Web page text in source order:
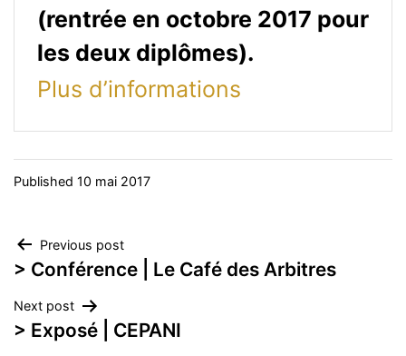
(rentrée en octobre 2017 pour
les deux diplômes).
Plus d’informations
Published 10 mai 2017
Navigation
de
l’article
Previous post
> Conférence | Le Café des Arbitres
Next post
> Exposé | CEPANI